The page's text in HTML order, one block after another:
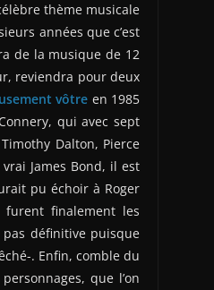
thème musicale
années que c’est
de la musique de 12
reviendra pour deux
vôtre en 1985
qui avec sept
Dalton, Pierce
James Bond, il est
pu échoir à Roger
furent finalement les
pas définitive puisque
. Enfin, comble du
que l’on